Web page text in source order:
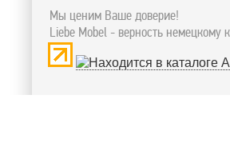
Мы ценим Ваше доверие!
Liebe Mobel - верность немецкому